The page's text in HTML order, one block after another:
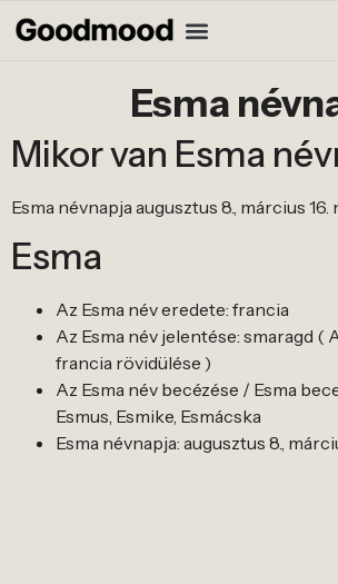
Esma
Mikor van Esma
Esma névnapja augusztus 8., március 16.
Esma
Az Esma név eredete: francia
Az Esma név jelentése: smaragd (
francia rövidülése )
Az Esma név becézése / Esma
Esmus, Esmike, Esmácska
Esma névnapja: augusztus 8.,